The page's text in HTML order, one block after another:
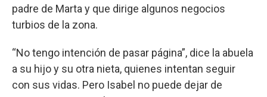
padre de Marta y que dirige algunos negocios
turbios de la zona.
“No tengo intención de pasar página”, dice la abuela
a su hijo y su otra nieta, quienes intentan seguir
con sus vidas. Pero Isabel no puede dejar de